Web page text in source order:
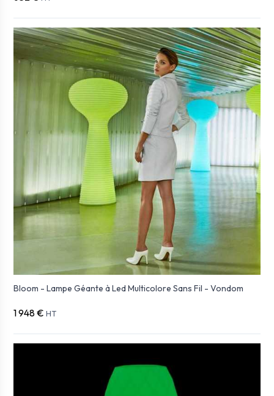
Bloom - Lampe Géante à Led Multicolore Sans Fil - Vondom
1 948 € HT